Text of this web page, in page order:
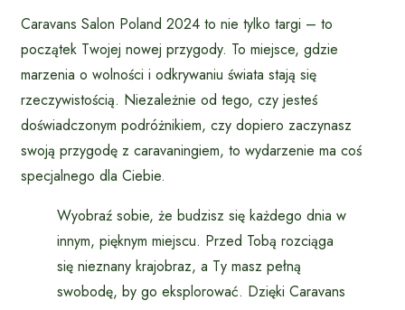
Caravans Salon Poland 2024 to nie tylko targi – to
początek Twojej nowej przygody. To miejsce, gdzie
marzenia o wolności i odkrywaniu świata stają się
rzeczywistością. Niezależnie od tego, czy jesteś
doświadczonym podróżnikiem, czy dopiero zaczynasz
swoją przygodę z caravaningiem, to wydarzenie ma coś
specjalnego dla Ciebie.
Wyobraź sobie, że budzisz się każdego dnia w
innym, pięknym miejscu. Przed Tobą rozciąga
się nieznany krajobraz, a Ty masz pełną
swobodę, by go eksplorować. Dzięki Caravans